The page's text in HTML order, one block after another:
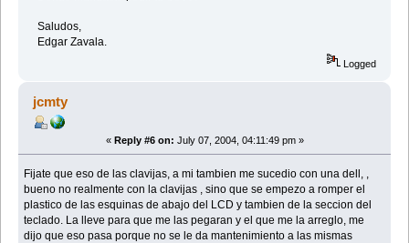
Saludos,
Edgar Zavala.
Logged
jcmty
« Reply #6 on: July 07, 2004, 04:11:49 pm »
Fijate que eso de las clavijas, a mi tambien me sucedio con una dell, ,
bueno no realmente con la clavijas , sino que se empezo a romper el
plastico de las esquinas de abajo del LCD y tambien de la seccion del
teclado. La lleve para que me las pegaran y el que me la arreglo, me
dijo que eso pasa porque no se le da mantenimiento a las mismas